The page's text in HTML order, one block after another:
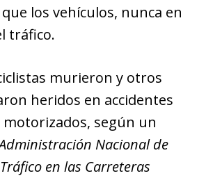
los vehículos, nunca en
tráfico.
murieron y otros
heridos en accidentes
motorizados, según un
Nacional de
en las Carreteras